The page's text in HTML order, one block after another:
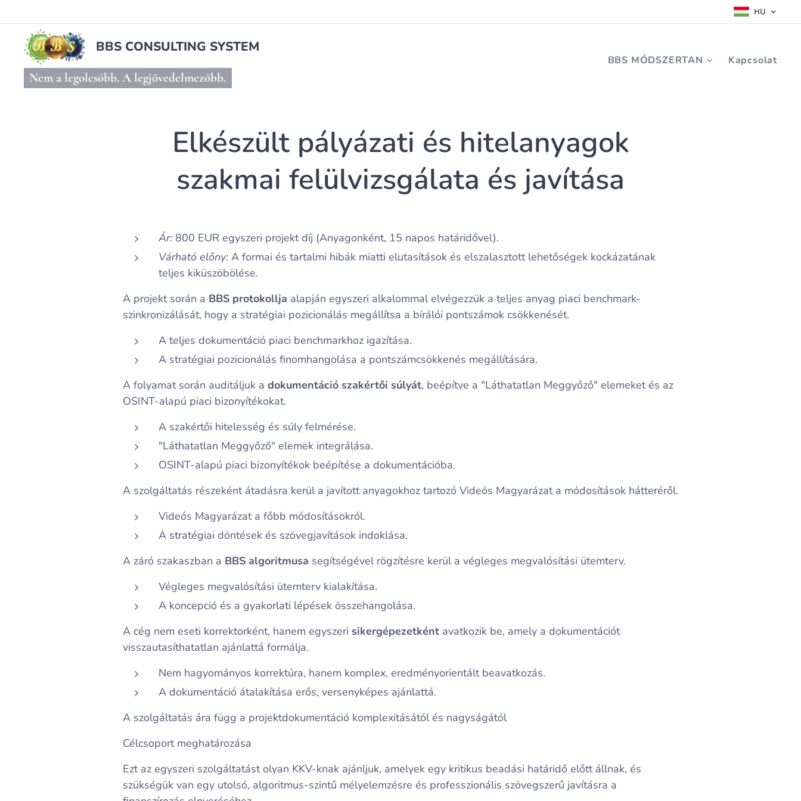
HU
BBS CONSULTING SYSTEM
Nem a legolcsóbb. A legjövedelmezőbb.
BBS MÓDSZERTAN Kapcsolat
Elkészült pályázati és hitelanyagok
szakmai felülvizsgálata és javítása
Ár:800 EUR egyszeri projekt díj (Anyagonként, 15 napos határidővel).
Várható előny:A formai és tartalmi hibák miatti elutasítások és elszalasztott lehetőségek kockázatának
teljes kiküszöbölése.
A projekt során a BBS protokollja alapján egyszeri alkalommal elvégezzük a teljes anyag piaci benchmark-
szinkronizálását, hogy a stratégiai pozicionálás megállítsa a bírálói pontszámok csökkenését.
A teljes dokumentáció piaci benchmarkhoz igazítása.
A stratégiai pozicionálás finomhangolása a pontszámcsökkenés megállítására.
A folyamat során auditáljuk a dokumentáció szakértői súlyát, beépítve a "Láthatatlan Meggyőző" elemeket és az
OSINT-alapú piaci bizonyítékokat.
A szakértői hitelesség és súly felmérése.
"Láthatatlan Meggyőző" elemek integrálása.
OSINT-alapú piaci bizonyítékok beépítése a dokumentációba.
A szolgáltatás részeként átadásra kerül a javított anyagokhoz tartozó Videós Magyarázat a módosítások hátteréről.
Videós Magyarázat a főbb módosításokról.
A stratégiai döntések és szövegjavítások indoklása.
A záró szakaszban a BBS algoritmusa segítségével rögzítésre kerül a végleges megvalósítási ütemterv.
Végleges megvalósítási ütemterv kialakítása.
A koncepció és a gyakorlati lépések összehangolása.
A cég nem eseti korrektorként, hanem egyszeri sikergépezetkéntavatkozik be, amely a dokumentációt
visszautasíthatatlan ajánlattá formálja.
Nem hagyományos korrektúra, hanem komplex, eredményorientált beavatkozás.
A dokumentáció átalakítása erős, versenyképes ajánlattá.
A szolgáltatás ára függ a projektdokumentáció komplexitásától és nagyságától
Célcsoport meghatározása
Ezt az egyszeri szolgáltatást olyan KKV-knak ajánljuk, amelyek egy kritikus beadási határidő előtt állnak, és
szükségük van egy utolsó, algoritmus-szintű mélyelemzésre és professzionális szövegszerű javításra a